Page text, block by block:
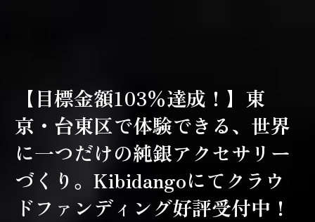
Platform
【目標金額103％達成！】東
京・台東区で体験できる、世界
に一つだけの純銀アクセサリー
づくり。Kibidangoにてクラウ
ドファンディング好評受付中！